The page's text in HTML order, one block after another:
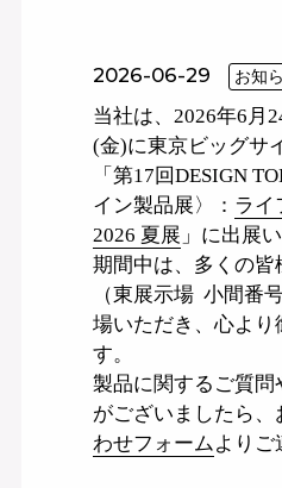
2026-06-29 お知
当社は、2026年6月
(金)に東京ビッグサ
「第17回DESIGN
イン製品展〉： ライ
2026 夏展 」に出展
期間中は、多くの皆
（東展示場 小間番
場いただき、心より
す。
製品に関するご質
がございましたら、
わせフォームよりご